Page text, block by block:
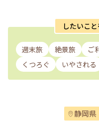
したいこ
週末旅 絶景旅 ご
くつろぐ
いやされる
静岡県